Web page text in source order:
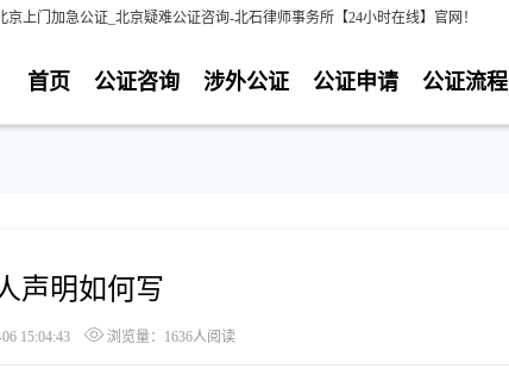
上门加急公证_北京疑难公证咨询-北石律师事务所【24小时在线】官网！
公证流程
公证申请
涉外公证
公证咨询
首页
声明如何写
15:04:43 浏览量：1636人阅读